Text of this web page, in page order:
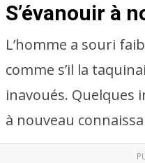
S’évanouir à
L’homme a souri
comme s’il la
inavoués. Quelques
à nouveau